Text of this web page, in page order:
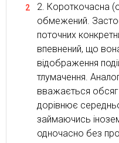
Короткочасна
обмежений.
поточних
впевнений, що
відображення
тлумачення.
вважається
дорівнює
займаючись
одночасно без